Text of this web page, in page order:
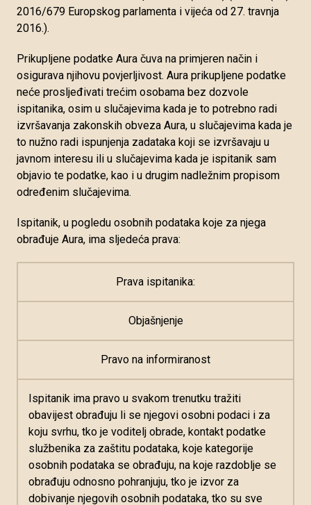
2016/679 Europskog parlamenta i vijeća od 27. travnja
2016.).
Prikupljene podatke Aura čuva na primjeren način i
osigurava njihovu povjerljivost. Aura prikupljene podatke
neće prosljeđivati trećim osobama bez dozvole
ispitanika, osim u slučajevima kada je to potrebno radi
izvršavanja zakonskih obveza Aura, u slučajevima kada je
to nužno radi ispunjenja zadataka koji se izvršavaju u
javnom interesu ili u slučajevima kada je ispitanik sam
objavio te podatke, kao i u drugim nadležnim propisom
određenim slučajevima.
Ispitanik, u pogledu osobnih podataka koje za njega
obrađuje Aura, ima sljedeća prava:
Prava ispitanika:
Objašnjenje
Pravo na informiranost
Ispitanik ima pravo u svakom trenutku tražiti
obavijest obrađuju li se njegovi osobni podaci i za
koju svrhu, tko je voditelj obrade, kontakt podatke
službenika za zaštitu podataka, koje kategorije
osobnih podataka se obrađuju, na koje razdoblje se
obrađuju odnosno pohranjuju, tko je izvor za
dobivanje njegovih osobnih podataka, tko su sve